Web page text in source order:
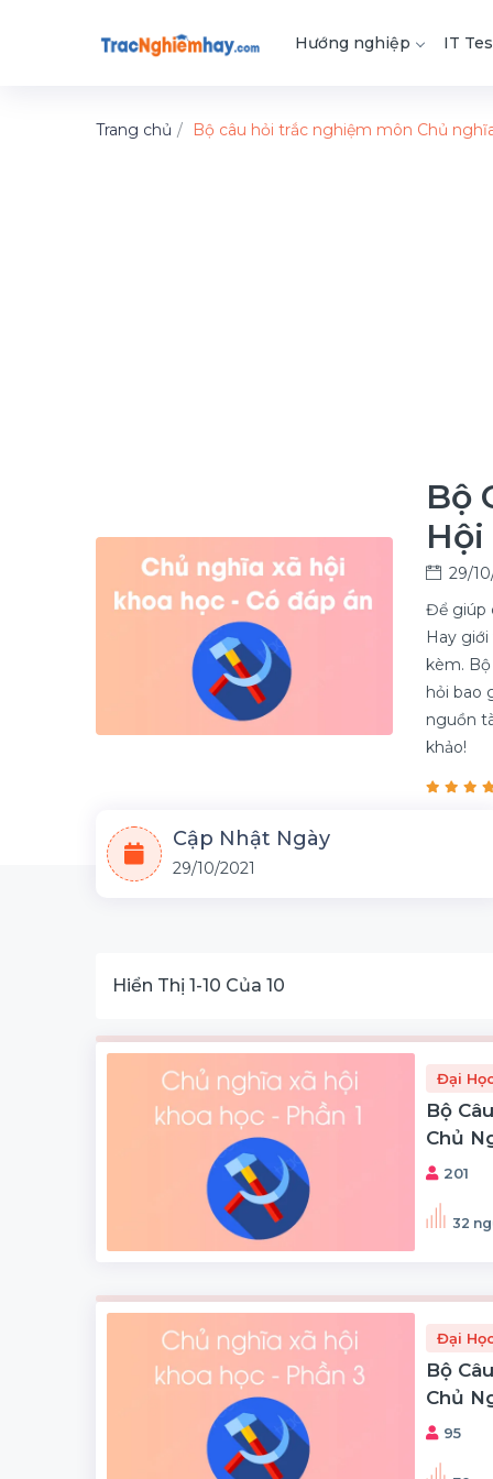
Hướng nghiệp IT
Trang chủ Bộ câu hỏi trắc nghiệm môn Chủ
Bộ
Hội
29/
Để giúp
Hay
kèm.
hỏi bao
nguồn
khảo!
Cập Nhật Ngày
29/10/2021
Hiển Thị 1-10 Của 10
Đại
Bộ
Chủ
Phần 1
201
32
Đại
Bộ
Chủ
Phần 3
95